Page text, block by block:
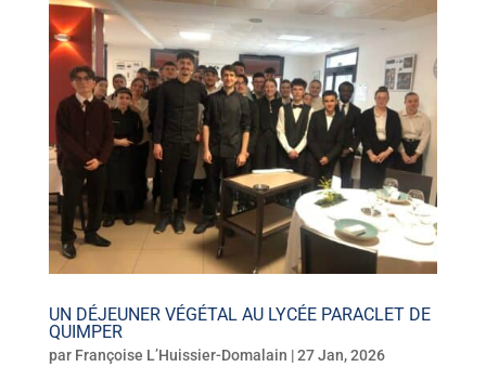
UN DÉJEUNER VÉGÉTAL AU LYCÉE PARACLET DE
QUIMPER
par Françoise L’Huissier-Domalain |27 Jan, 2026